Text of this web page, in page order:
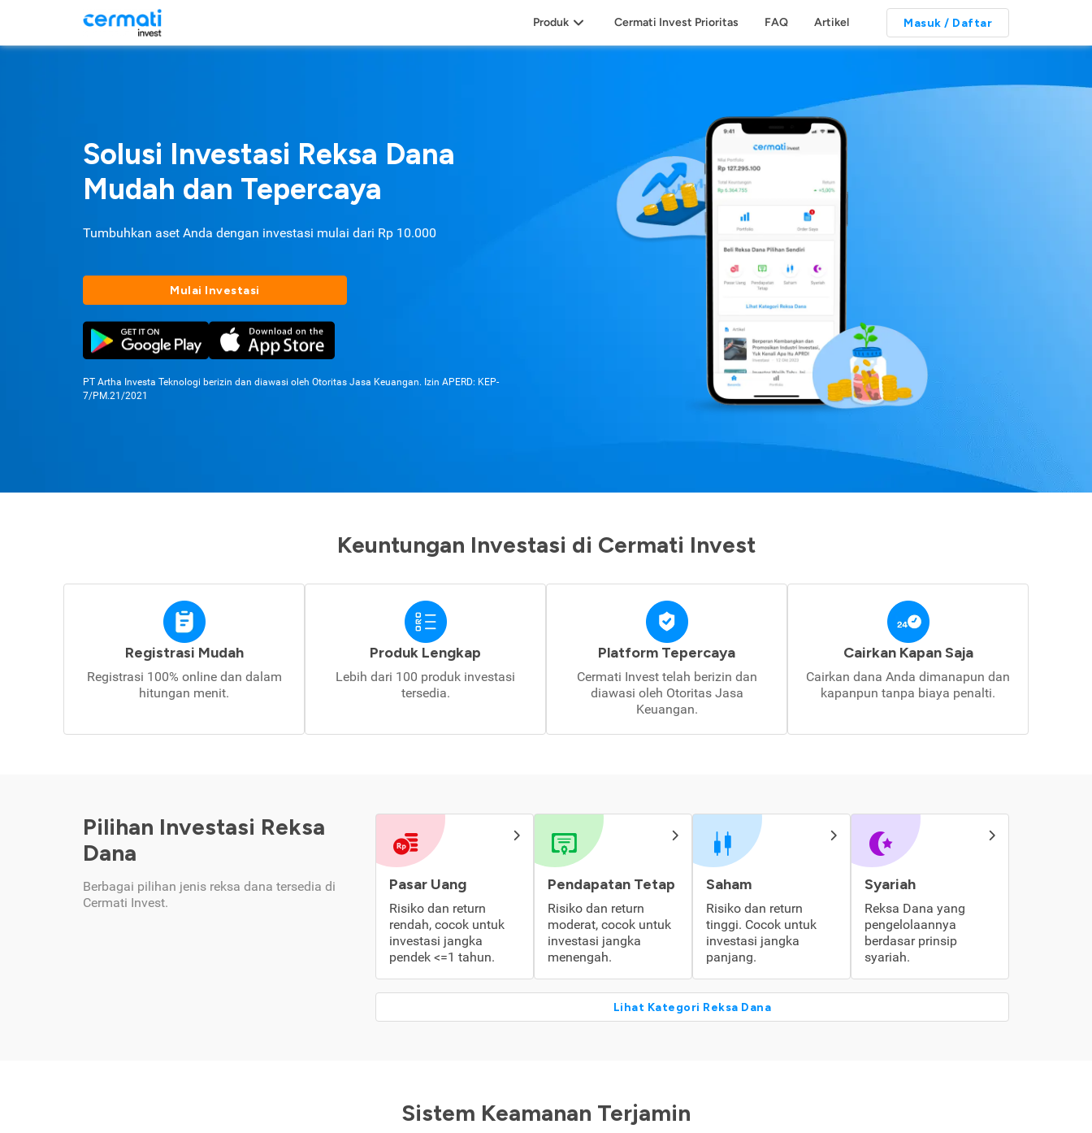
Produk Cermati Invest Prioritas FAQ Artikel Masuk / Daftar
Solusi Investasi Reksa Dana
Mudah dan Tepercaya
Tumbuhkan aset Anda dengan investasi mulai dari Rp 10.000
Mulai Investasi
PT Artha Investa Teknologi berizin dan diawasi oleh Otoritas Jasa Keuangan. Izin APERD: KEP-
7/PM.21/2021
Keuntungan Investasi di Cermati Invest
Registrasi Mudah
Registrasi 100% online dan dalam
hitungan menit.
Produk Lengkap
Lebih dari 100 produk investasi
tersedia.
Platform Tepercaya
Cermati Invest telah berizin dan
diawasi oleh Otoritas Jasa
Keuangan.
Cairkan Kapan Saja
Cairkan dana Anda dimanapun dan
kapanpun tanpa biaya penalti.
Pilihan Investasi Reksa
Dana
Berbagai pilihan jenis reksa dana tersedia di
Cermati Invest.
Pasar Uang
Risiko dan return
rendah, cocok untuk
investasi jangka
pendek <=1 tahun.
Pendapatan Tetap
Risiko dan return
moderat, cocok untuk
investasi jangka
menengah.
Saham
Risiko dan return
tinggi. Cocok untuk
investasi jangka
panjang.
Syariah
Reksa Dana yang
pengelolaannya
berdasar prinsip
syariah.
Lihat Kategori Reksa Dana
Sistem Keamanan Terjamin